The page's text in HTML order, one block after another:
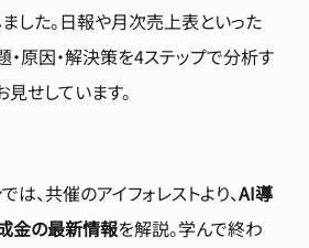
した。日報や月次売上表といった
・原因・解決策を4ステップで分析す
せしています。
は、共催のアイフォレストより、AI導
金の最新情報を解説。学んで終わ